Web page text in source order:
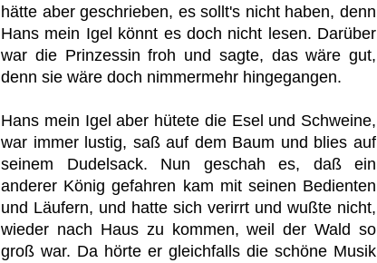
hätte aber geschrieben, es sollt's nicht haben, denn
Hans mein Igel könnt es doch nicht lesen. Darüber
war die Prinzessin froh und sagte, das wäre gut,
denn sie wäre doch nimmermehr hingegangen.
Hans mein Igel aber hütete die Esel und Schweine,
war immer lustig, saß auf dem Baum und blies auf
seinem Dudelsack. Nun geschah es, daß ein
anderer König gefahren kam mit seinen Bedienten
und Läufern, und hatte sich verirrt und wußte nicht,
wieder nach Haus zu kommen, weil der Wald so
groß war. Da hörte er gleichfalls die schöne Musik